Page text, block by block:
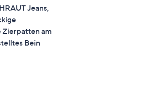
Jeans,
Zierpatten am
Bein